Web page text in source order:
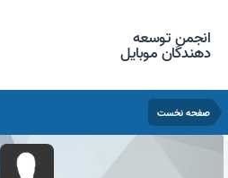
انجمن توسعه
دهندگان موبایل
صفحه نخست